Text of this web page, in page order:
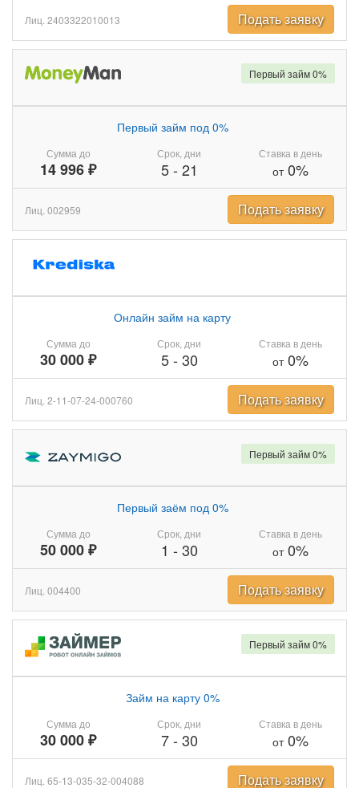
Лиц. 2403322010013 Подать заявку
Сумма до
14 996 ₽
Первый займ под 0%
Срок, дни
5- 21
Ставка в день
от0%
Первый займ 0%
Лиц. 002959 Подать заявку
Сумма до
30 000 ₽
Онлайн займ на карту
Срок, дни
5- 30
Ставка в день
от0%
Лиц. 2-11-07-24-000760 Подать заявку
Сумма до
50 000 ₽
Первый заём под 0%
Срок, дни
1 - 30
Ставка в день
от0%
Первый займ 0%
Лиц. 004400 Подать заявку
Сумма до
30 000 ₽
Займ на карту 0%
Срок, дни
7- 30
Ставка в день
от0%
Первый займ 0%
Лиц. 65-13-035-32-004088 Подать заявку